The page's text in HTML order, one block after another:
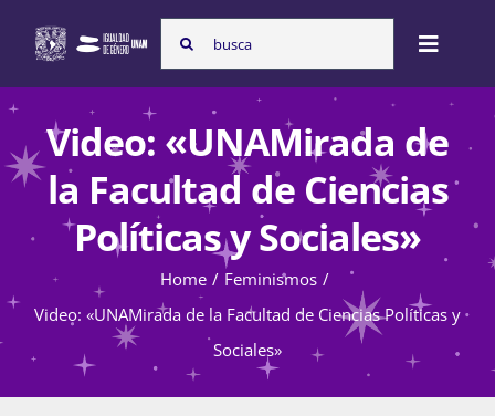
content
Search
for:
Toggle
Inicio
Nosotras
Programas
Atención de la violencia de género
Video: «UNAMirada de
la Facultad de Ciencias
Políticas y Sociales»
Home
Feminismos
Video: «UNAMirada de la Facultad de Ciencias Políticas y
Sociales»